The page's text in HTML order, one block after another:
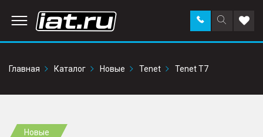
Поиск
по
Заказать
звонок в
Главная
Каталог Новые Tenet Tenet T7
Новые